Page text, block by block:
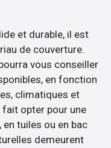
et durable, il est
de couverture.
vous conseiller
en fonction
climatiques et
opter pour une
tuiles ou en bac
demeurent